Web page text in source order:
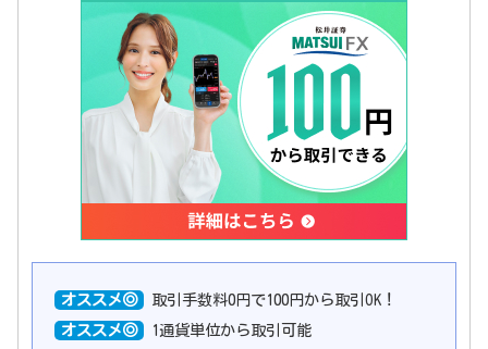
オススメ◎ 取引手数料0円で100円から取引OK！
オススメ◎ 1通貨単位から取引可能